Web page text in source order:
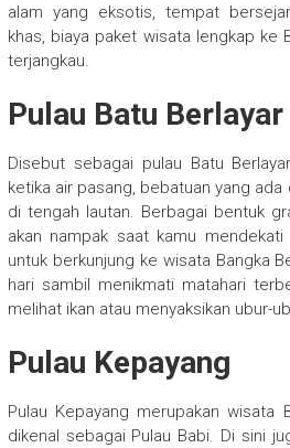
alam yang eksotis, tempat
khas, biaya paket wisata lengkap ke
terjangkau.
Pulau Batu Berlayar
Disebut sebagai pulau Batu
ketika air pasang, bebatuan yang
di tengah lautan. Berbagai bentuk
akan nampak saat kamu
untuk berkunjung ke wisata Bangka
hari sambil menikmati matahari
melihat ikan atau menyaksikan ubur-
Pulau Kepayang
Pulau Kepayang merupakan wisata
dikenal sebagai Pulau Babi. Di sini